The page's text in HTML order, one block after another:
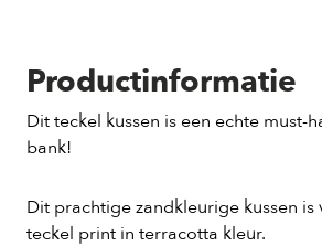
Productinformatie
Dit teckel kussen is een echte must-
bank!
Dit prachtige zandkleurige kussen is
teckel print in terracotta kleur.